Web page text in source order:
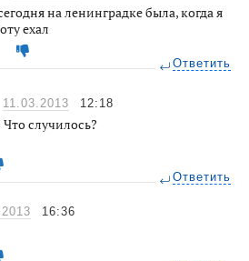
на ленинградке была, когда я
ехал
Ответить
11.03.2013 12:18
Что случилось?
Ответить
16:36